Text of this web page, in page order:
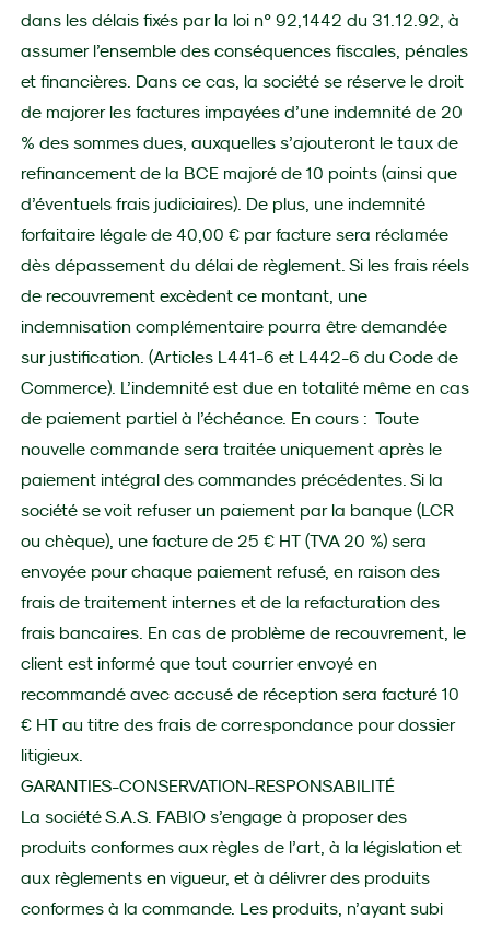
dans les délais fixés par la loi n° 92,1442 du 31.12.92, à
assumer l’ensemble des conséquences fiscales, pénales
et financières. Dans ce cas, la société se réserve le droit
de majorer les factures impayées d’une indemnité de 20
% des sommes dues, auxquelles s’ajouteront le taux de
refinancement de la BCE majoré de 10 points (ainsi que
d’éventuels frais judiciaires). De plus, une indemnité
forfaitaire légale de 40,00 € par facture sera réclamée
dès dépassement du délai de règlement. Si les frais réels
de recouvrement excèdent ce montant, une
indemnisation complémentaire pourra être demandée
sur justification. (Articles L441-6 et L442-6 du Code de
Commerce). L’indemnité est due en totalité même en cas
de paiement partiel à l’échéance. En cours : Toute
nouvelle commande sera traitée uniquement après le
paiement intégral des commandes précédentes. Si la
société se voit refuser un paiement par la banque (LCR
ou chèque), une facture de 25 € HT (TVA 20 %) sera
envoyée pour chaque paiement refusé, en raison des
frais de traitement internes et de la refacturation des
frais bancaires. En cas de problème de recouvrement, le
client est informé que tout courrier envoyé en
recommandé avec accusé de réception sera facturé 10
€ HT au titre des frais de correspondance pour dossier
litigieux.
GARANTIES-CONSERVATION-RESPONSABILITÉ
La société S.A.S. FABIO s’engage à proposer des
produits conformes aux règles de l’art, à la législation et
aux règlements en vigueur, et à délivrer des produits
conformes à la commande. Les produits, n’ayant subi